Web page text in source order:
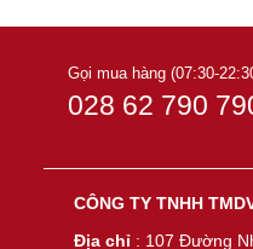
Gọi mua hàng (07:30-
028 62 790
CÔNG TY TNHH
Địa chỉ : 107 Đường